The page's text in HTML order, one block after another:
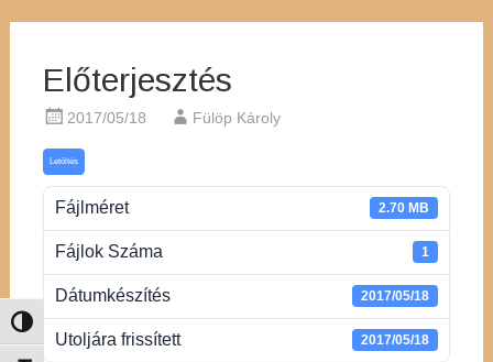
Nagy kontraszt váltása
Előterjesztés
2017/05/18 Fülöp Károly
Letöltés
Fájlméret 2.70 MB
Fájlok Száma 1
Dátumkészítés 2017/05/18
Utoljára frissített 2017/05/18